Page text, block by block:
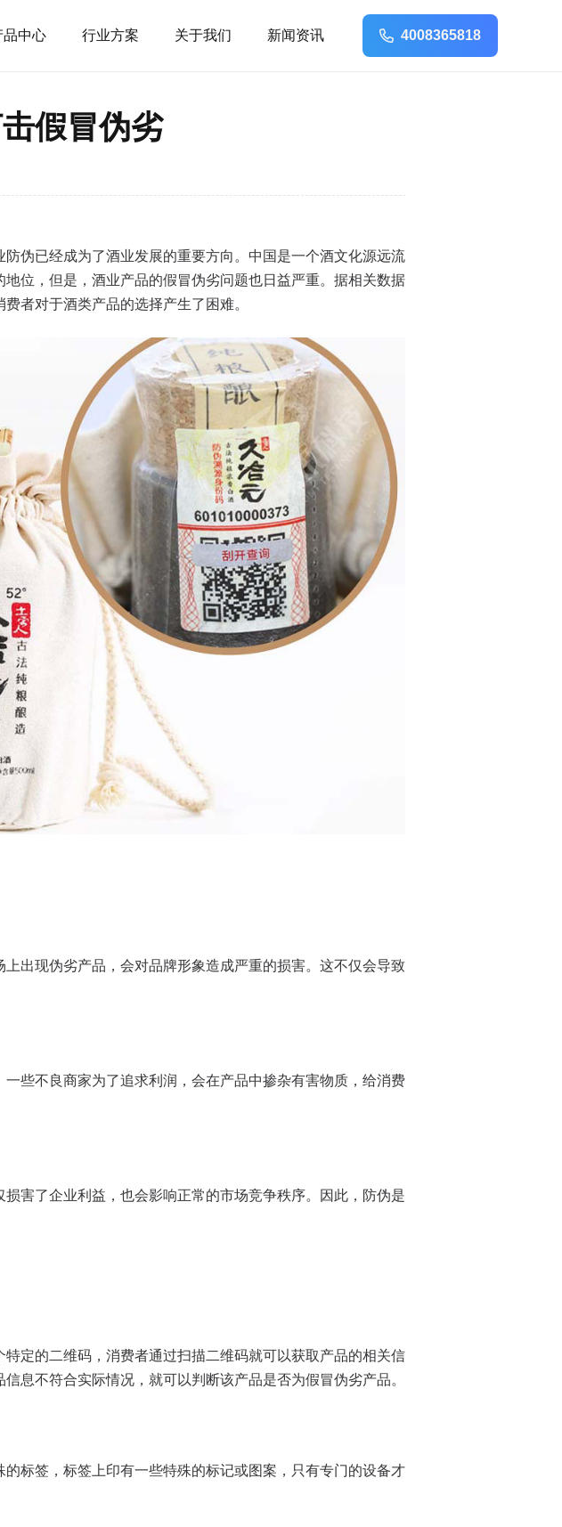
品中心 行业方案 关于我们 新闻资讯 4008365818
假冒伪劣
伪已经成为了酒业发展的重要方向。中国是一个酒文化源远流
位，但是，酒业产品的假冒伪劣问题也日益严重。据相关数据
者对于酒类产品的选择产生了困难。
出现伪劣产品，会对品牌形象造成严重的损害。这不仅会导致
些不良商家为了追求利润，会在产品中掺杂有害物质，给消费
害了企业利益，也会影响正常的市场竞争秩序。因此，防伪是
定的二维码，消费者通过扫描二维码就可以获取产品的相关信
息不符合实际情况，就可以判断该产品是否为假冒伪劣产品。
标签，标签上印有一些特殊的标记或图案，只有专门的设备才